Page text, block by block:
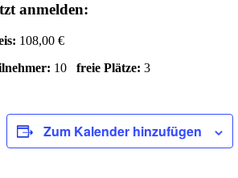
anmelden:
108,00 €
10freie Plätze: 3
Zum Kalender hinzufügen